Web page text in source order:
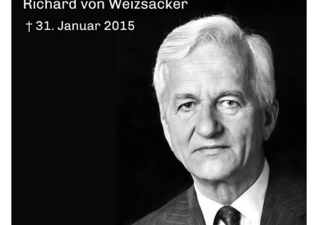
MELDUNGEN
SOZIALE MEDIEN
KLARTEXT